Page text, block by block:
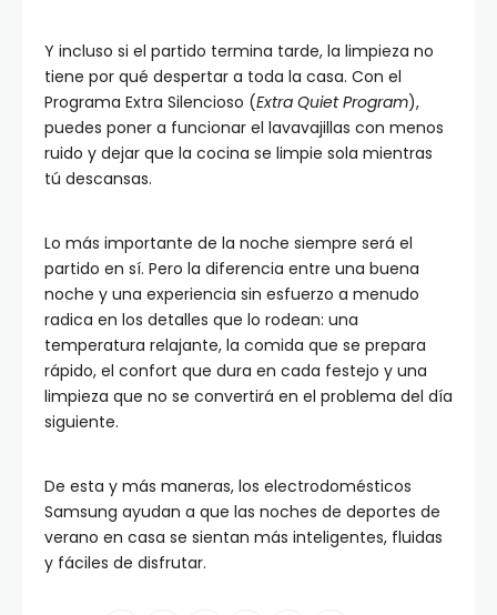
Y incluso si el partido termina tarde, la limpieza no
tiene por qué despertar a toda la casa. Con el
Programa Extra Silencioso (Extra Quiet Program),
puedes poner a funcionar el lavavajillas con menos
ruido y dejar que la cocina se limpie sola mientras
tú descansas.
Lo más importante de la noche siempre será el
partido en sí. Pero la diferencia entre una buena
noche y una experiencia sin esfuerzo a menudo
radica en los detalles que lo rodean: una
temperatura relajante, la comida que se prepara
rápido, el confort que dura en cada festejo y una
limpieza que no se convertirá en el problema del día
siguiente.
De esta y más maneras, los electrodomésticos
Samsung ayudan a que las noches de deportes de
verano en casa se sientan más inteligentes, fluidas
y fáciles de disfrutar.